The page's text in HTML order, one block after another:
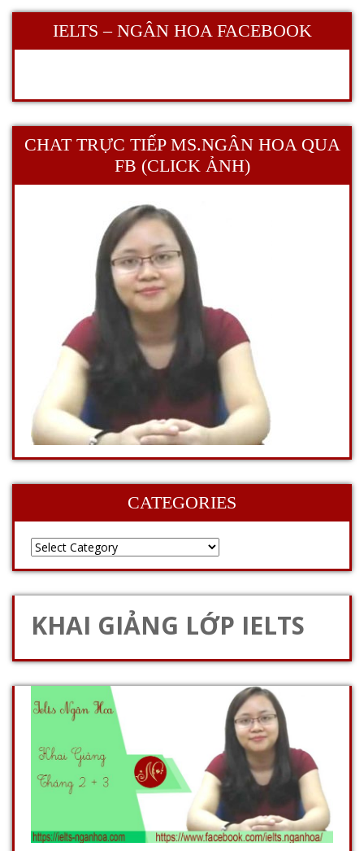
IELTS – NGÂN HOA FACEBOOK
CHAT TRỰC TIẾP MS.NGÂN HOA QUA
FB (CLICK ẢNH)
CATEGORIES
KHAI GIẢNG LỚP IELTS